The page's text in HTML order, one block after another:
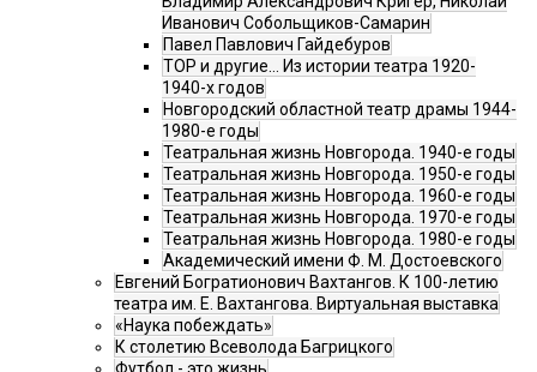
Иванович Собольщиков-Самарин
Павел Павлович Гайдебуров
ТОР и другие… Из истории театра 1920-
1940-х годов
Новгородский областной театр драмы 1944-
1980-е годы
Театральная жизнь Новгорода. 1940-е годы
Театральная жизнь Новгорода. 1950-е годы
Театральная жизнь Новгорода. 1960-е годы
Театральная жизнь Новгорода. 1970-е годы
Театральная жизнь Новгорода. 1980-е годы
Академический имени Ф. М. Достоевского
Евгений Богратионович Вахтангов. К 100-летию
театра им. Е. Вахтангова. Виртуальная выставка
«Наука побеждать»
К столетию Всеволода Багрицкого